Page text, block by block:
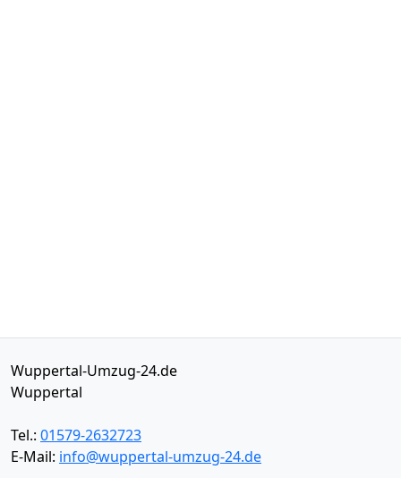
Wuppertal-Umzug-24.de
Wuppertal
Tel.: 01579-2632723
E-Mail: info@wuppertal-umzug-24.de